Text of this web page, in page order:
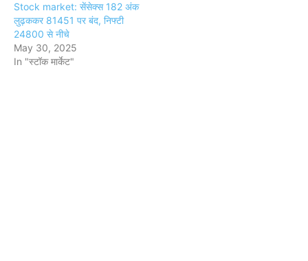
Stock market: सेंसेक्स 182 अंक
लुढ़ककर 81451 पर बंद, निफ्टी
24800 से नीचे
May 30, 2025
In "स्टॉक मार्केट"